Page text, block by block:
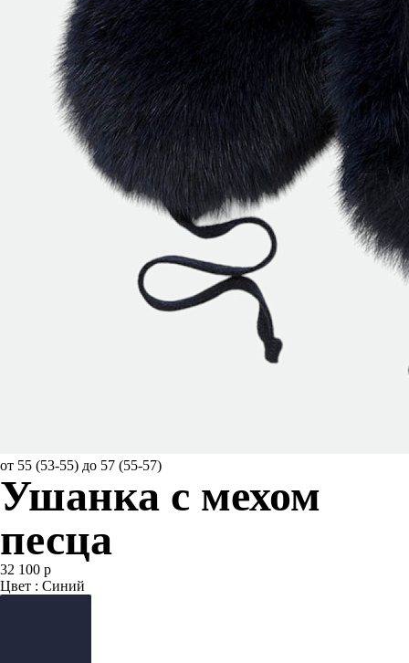
от 55 (53-55) до 57 (55-57)
Ушанка с мехом
песца
32 100 р
Цвет : Синий